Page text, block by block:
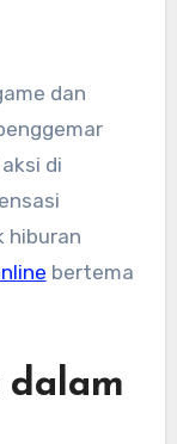
dan
di
hiburan
bertema
dalam